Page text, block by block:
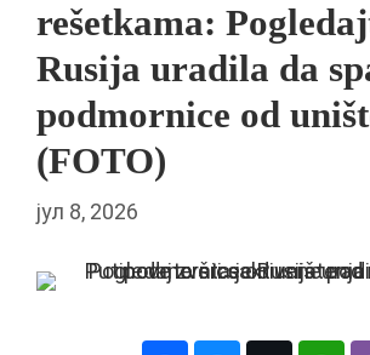
rešetkama:
Rusija uradila da
podmornice od
(FOTO)
јул 8, 2026